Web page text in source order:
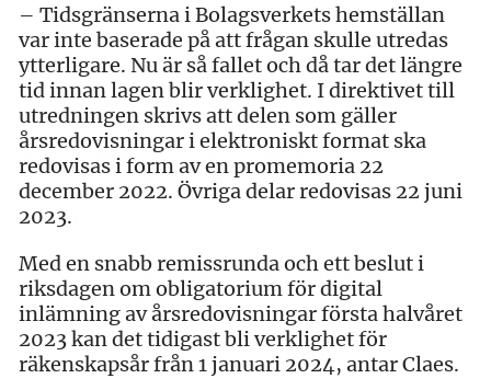
– Tidsgränserna i Bolagsverkets hemställan
var inte baserade på att frågan skulle utredas
ytterligare. Nu är så fallet och då tar det längre
tid innan lagen blir verklighet. I direktivet till
utredningen skrivs att delen som gäller
årsredovisningar i elektroniskt format ska
redovisas i form av en promemoria 22
december 2022. Övriga delar redovisas 22 juni
2023.
Med en snabb remissrunda och ett beslut i
riksdagen om obligatorium för digital
inlämning av årsredovisningar första halvåret
2023 kan det tidigast bli verklighet för
räkenskapsår från 1 januari 2024, antar Claes.